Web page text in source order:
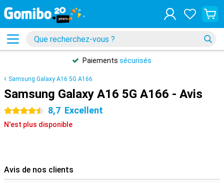
Paiements sécurisés
Samsung Galaxy A16 5G A166
Samsung Galaxy A16 5G A166 - Avis
4.5 étoiles 8,7 Excellent
N'est plus disponible
Avis de nos clients